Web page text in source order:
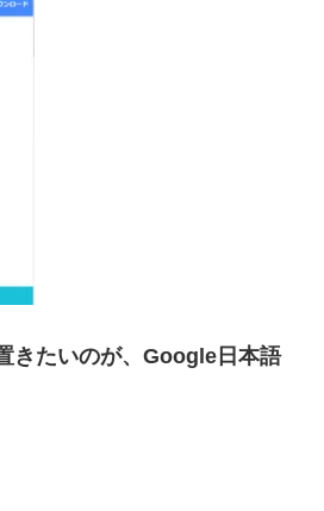
きたいのが、Google日本語